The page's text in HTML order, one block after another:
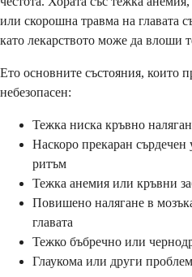
или скорошна травма на главата
като лекарството може да влоши
Ето основните състояния, които
небезопасен:
Тежка ниска кръвно
Наскоро прекаран сърдечен
ритъм
Тежка анемия или кръвни
Повишено налягане в
главата
Тежко бъбречно или
Глаукома или други